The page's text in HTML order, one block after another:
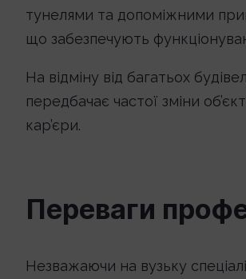
тунелями та допоміжними
що забезпечують
На відміну від багатьох
передбачає частої зміни
кар’єри.
Переваги
Незважаючи на вузьку